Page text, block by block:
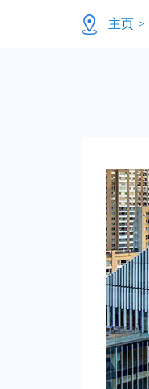
主页 >